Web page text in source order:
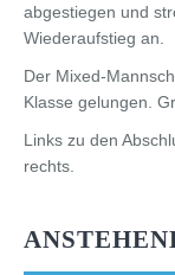
abgestiegen und
Wiederaufstieg an.
Der Mixed-
Klasse gelungen.
Links zu den
rechts.